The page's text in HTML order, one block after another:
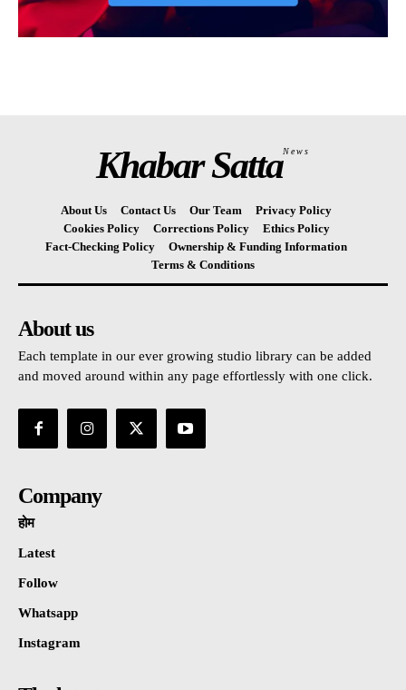
Khabar SattaNews
About Us Contact Us Our Team
Privacy Policy
Cookies Policy
Corrections Policy
Ethics Policy
Fact-Checking Policy
Ownership & Funding Information
Terms & Conditions
About us
Each template in our ever growing studio library can be added
and moved around within any page effortlessly with one click.
Company
होम
Latest
Follow
Whatsapp
Instagram